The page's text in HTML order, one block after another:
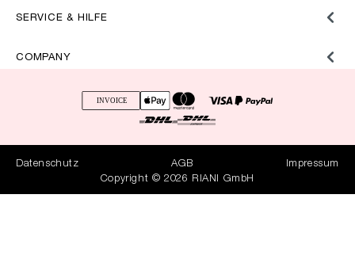
SERVICE & HILFE
COMPANY
Datenschutz AGB
Impressum
Copyright © 2026 RIANI GmbH